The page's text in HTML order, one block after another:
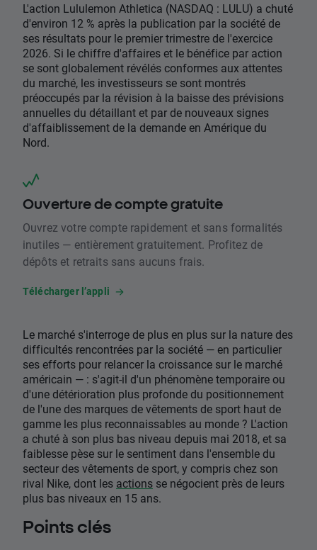
L'action Lululemon Athletica (NASDAQ : LULU) a chuté
d'environ 12 % après la publication par la société de
ses résultats pour le premier trimestre de l'exercice
2026. Si le chiffre d'affaires et le bénéfice par action
se sont globalement révélés conformes aux attentes
du marché, les investisseurs se sont montrés
préoccupés par la révision à la baisse des prévisions
annuelles du détaillant et par de nouveaux signes
d'affaiblissement de la demande en Amérique du
Nord.
Ouverture de compte gratuite
Ouvrez votre compte rapidement et sans formalités
inutiles — entièrement gratuitement. Profitez de
dépôts et retraits sans aucuns frais.
Télécharger l’appli
Le marché s'interroge de plus en plus sur la nature des
difficultés rencontrées par la société — en particulier
ses efforts pour relancer la croissance sur le marché
américain — : s'agit-il d'un phénomène temporaire ou
d'une détérioration plus profonde du positionnement
de l'une des marques de vêtements de sport haut de
gamme les plus reconnaissables au monde ? L'action
a chuté à son plus bas niveau depuis mai 2018, et sa
faiblesse pèse sur le sentiment dans l'ensemble du
secteur des vêtements de sport, y compris chez son
rival Nike, dont les actions se négocient près de leurs
plus bas niveaux en 15 ans.
Points clés